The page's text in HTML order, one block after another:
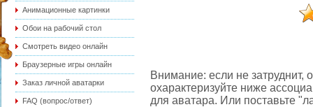
Анимационные картинки
Обои на рабочий стол
Смотреть видео онлайн
Браузерные игры онлайн
Заказ личной аватарки
FAQ (вопрос/ответ)
Внимание: если не затруднит,
охарактеризуйте ниже
для аватара. Или поставьте